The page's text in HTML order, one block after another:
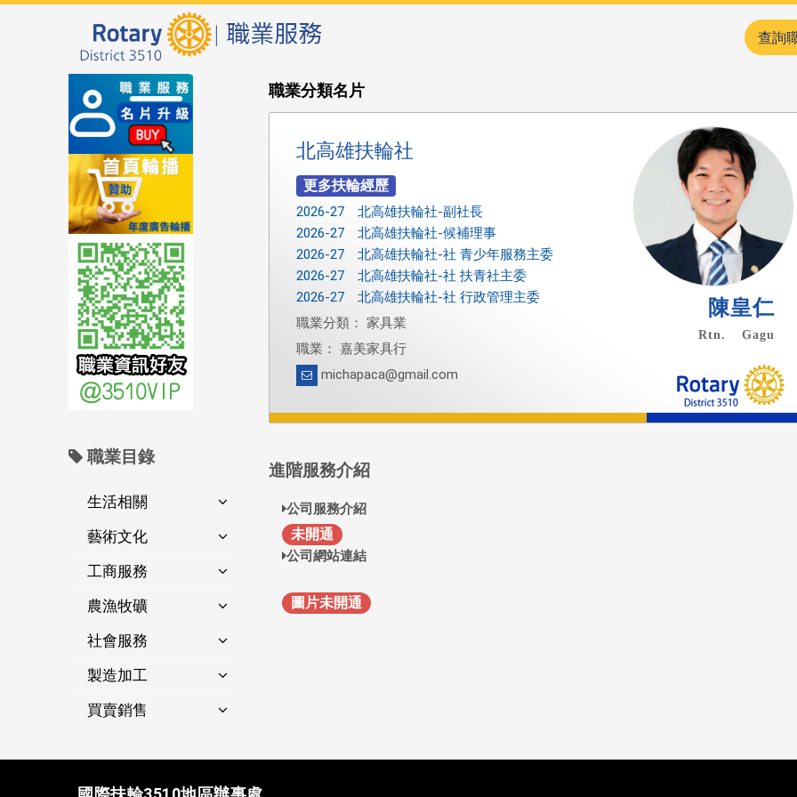
查詢
職業目錄
生活相關
藝術文化
工商服務
農漁牧礦
社會服務
製造加工
買賣銷售
職業分類名片
北高雄扶輪社
2026-27 北高雄扶輪社-副社長
2026-27 北高雄扶輪社-候補理事
2026-27 北高雄扶輪社-社 青少年服務主委
2026-27 北高雄扶輪社-社 扶青社主委
2026-27 北高雄扶輪社-社 行政管理主委
職業分類： 家具業
職業： 嘉美家具行
michapaca@gmail.com
陳皇仁
Rtn. Gagu
進階服務介紹
公司服務介紹
未開通
公司網站連結
圖片未開通